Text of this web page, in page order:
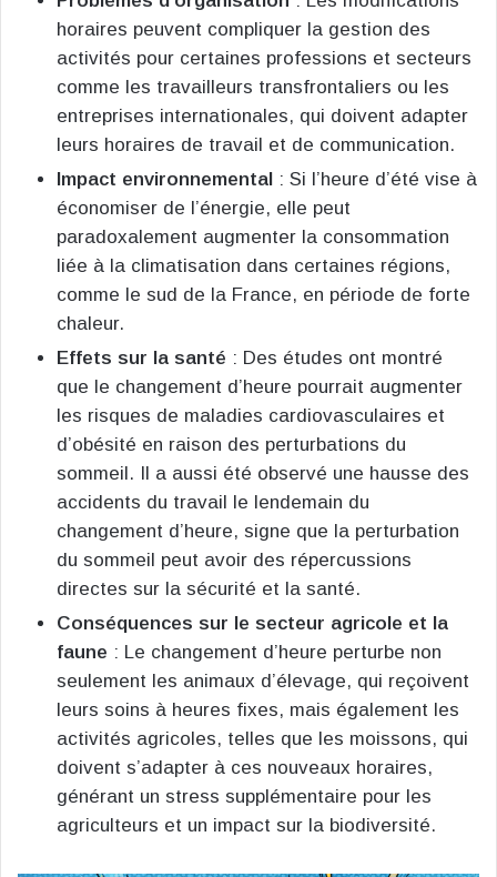
horaires peuvent compliquer la gestion des
activités pour certaines professions et secteurs
comme les travailleurs transfrontaliers ou les
entreprises internationales, qui doivent adapter
leurs horaires de travail et de communication​​.
Impact environnemental : Si l’heure d’été vise à
économiser de l’énergie, elle peut
paradoxalement augmenter la consommation
liée à la climatisation dans certaines régions,
comme le sud de la France, en période de forte
chaleur​​.
Effets sur la santé : Des études ont montré
que le changement d’heure pourrait augmenter
les risques de maladies cardiovasculaires et
d’obésité en raison des perturbations du
sommeil. Il a aussi été observé une hausse des
accidents du travail le lendemain du
changement d’heure, signe que la perturbation
du sommeil peut avoir des répercussions
directes sur la sécurité et la santé​​.
Conséquences sur le secteur agricole et la
faune : Le changement d’heure perturbe non
seulement les animaux d’élevage, qui reçoivent
leurs soins à heures fixes, mais également les
activités agricoles, telles que les moissons, qui
doivent s’adapter à ces nouveaux horaires,
générant un stress supplémentaire pour les
agriculteurs et un impact sur la biodiversité​​.